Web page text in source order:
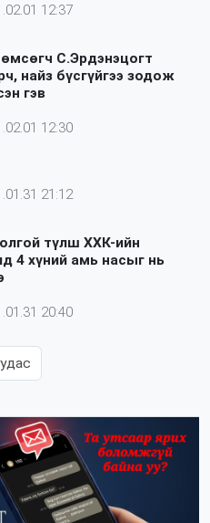
12:37
С.Эрдэнэцогт
найз бүсгүйгээ зодож
гэв
12:30
21:12
түлш ХХК-ийн
4 хүний амь насыг нь
20:40